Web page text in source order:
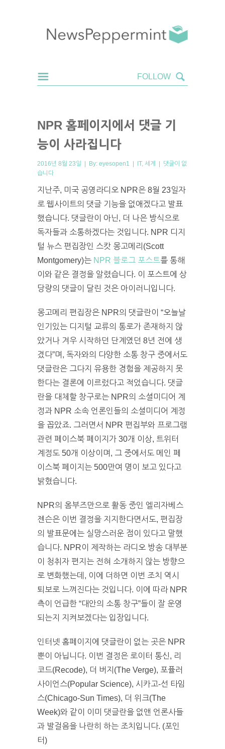
NPR 홈페이지에서 댓글 기
능이 사라집니다
2016년 8월 23일 | By: eyesopen1 | IT, 세계 | 댓글이 없
습니다
지난주, 미국 공영라디오 NPR은 8월 23일자
로 웹사이트의 댓글 기능을 없애겠다고 발표
했습니다. 댓글란이 아닌, 더 나은 방식으로
독자들과 소통하겠다는 것입니다. NPR 디지
털 뉴스 편집장인 스캇 몽고메리(Scott
Montgomery)는 NPR 블로그 포스트를 통해
이와 같은 결정을 알렸습니다. 이 포스트에 상
당량의 댓글이 달린 것은 아이러니입니다.
몽고메리 편집장은 NPR의 댓글란이 “오늘날
인기있는 디지털 교류의 통로가 존재하지 않
았거나 겨우 시작하던 단계였던 8년 전에 생
겼다”며, 독자와의 다양한 소통 창구 중에서도
댓글란은 그다지 유용한 경험을 제공하지 못
한다는 결론에 이르렀다고 적었습니다. 댓글
란을 대체할 창구로는 NPR의 소셜미디어 계
정과 NPR 소속 언론인들의 소셜미디어 계정
을 꼽았죠. 그러면서 NPR 편집부와 프로그램
관련 페이스북 페이지가 30개 이상, 트위터
계정도 50개 이상이며, 그 중에서도 메인 페
이스북 페이지는 500만여 명이 보고 있다고
밝혔습니다.
NPR의 옴부즈만으로 활동 중인 엘리자베스
젠슨은 이번 결정을 지지한다면서도, 편집장
의 발표문에는 실망스러운 점이 있다고 말했
습니다. NPR이 제작하는 라디오 방송 대부분
이 청취자 편지는 전혀 소개하지 않는 방향으
로 변화했는데, 이에 더하면 이번 조치 역시
퇴보로 느껴진다는 것입니다. 이에 따라 NPR
측이 언급한 “대안의 소통 창구”들이 잘 운영
되는지 지켜보겠다는 입장입니다.
인터넷 홈페이지에 댓글란이 없는 곳은 NPR
뿐이 아닙니다. 이번 결정은 로이터 통신, 리
코드(Recode), 더 버지(The Verge), 포퓰러
사이언스(Popular Science), 시카고-선 타임
스(Chicago-Sun Times), 더 위크(The
Week)와 같이 이미 댓글란을 없앤 언론사들
과 발걸음을 나란히 하는 조치입니다. (포인
터)